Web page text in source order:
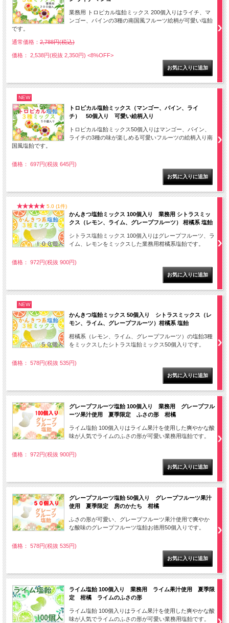
業務用 トロピカル塩飴ミックス 200個入りはライチ、マ
ンゴー、パインの3種の南国風フルーツ絵柄が可愛い塩飴
です。
通常価格： 2,788円(税込)
価格： 2,538円(税抜 2,350円) <8%OFF>
NEW
トロピカル塩飴ミックス（マンゴー、パイン、ライ
チ） 50個入り 可愛い絵柄入り
トロピカル塩飴ミックス50個入りはマンゴー、パイン、
ライチの3種の味が楽しめる可愛いフルーツの絵柄入り南
国風塩飴です。
価格： 697円(税抜 645円)
5.0 (1件)
かんきつ塩飴ミックス 100個入り 業務用 シトラスミッ
クス（レモン、ライム、グレープフルーツ） 柑橘系 塩飴
シトラス塩飴ミックス 100個入りはグレープフルーツ、ラ
イム、レモンをミックスした業務用柑橘系塩飴です。
価格： 972円(税抜 900円)
NEW
かんきつ塩飴ミックス 50個入り シトラスミックス（レ
モン、ライム、グレープフルーツ）柑橘系 塩飴
柑橘系（レモン、ライム、グレープフルーツ）の塩飴3種
をミックスしたシトラス塩飴ミックス50個入りです。
価格： 578円(税抜 535円)
グレープフルーツ塩飴 100個入り 業務用 グレープフル
ーツ果汁使用 夏季限定 ふさの形 柑橘
ライム塩飴 100個入りはライム果汁を使用した爽やかな酸
味が人気でライムのふさの形が可愛い業務用塩飴です。
価格： 972円(税抜 900円)
グレープフルーツ塩飴 50個入り グレープフルーツ果汁
使用 夏季限定 房のかたち 柑橘
ふさの形が可愛い、グレープフルーツ果汁使用で爽やか
な酸味のグレープフルーツ塩飴お徳用50個入りです。
価格： 578円(税抜 535円)
ライム塩飴 100個入り 業務用 ライム果汁使用 夏季限
定 柑橘 ライムのふさの形
ライム塩飴 100個入りはライム果汁を使用した爽やかな酸
味が人気でライムのふさの形が可愛い業務用塩飴です。